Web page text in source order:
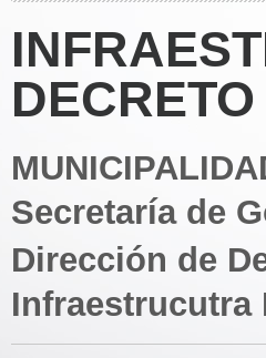
Secretaría de
Dirección de
Infraestrucutra